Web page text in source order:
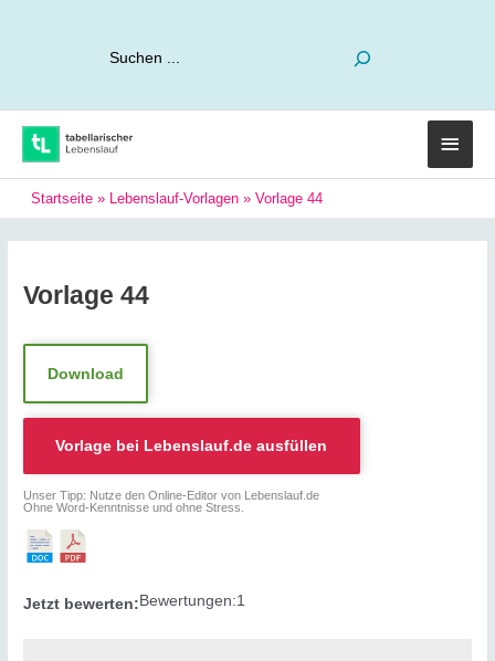
Startseite » Lebenslauf-Vorlagen » Vorlage 44
Vorlage 44
Download
Vorlage bei Lebenslauf.de ausfüllen
Unser Tipp: Nutze den Online-Editor von Lebenslauf.de
Ohne Word-Kenntnisse und ohne Stress.
Jetzt bewerten: Bewertungen:1